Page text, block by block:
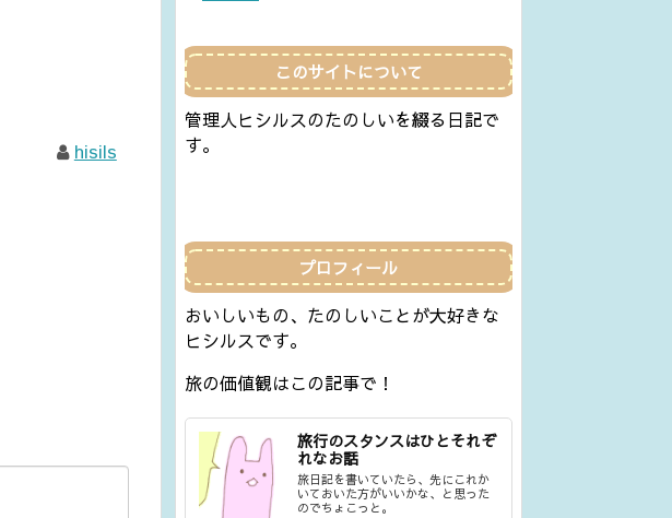
hisils
このサイトについて
管理人ヒシルスのたのしいを綴る日記で
す。
プロフィール
おいしいもの、たのしいことが大好きな
ヒシルスです。
旅の価値観はこの記事で！
旅行のスタンスはひとそれぞ
れなお話
旅日記を書いていたら、先にこれか
いておいた方がいいかな、と思った
のでちょこっと。